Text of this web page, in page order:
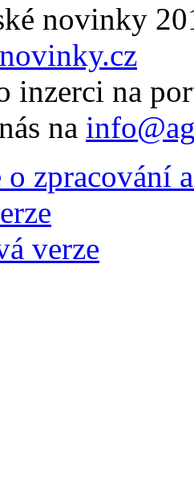
novinky
inzerci na
na
zpracování
verze